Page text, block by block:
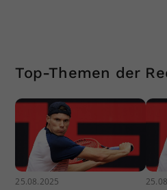
Top-Themen der
25.08.2025